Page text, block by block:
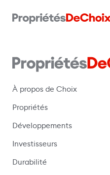
À propos de Choix
Propriétés
Développements
Investisseurs
Durabilité